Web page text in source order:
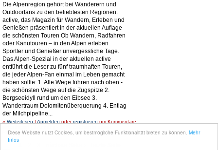
Diese Website nutzt Cookies, um bestmögliche Funktionalität bieten zu können. Mehr
Infos
Die Alpenregion gehört bei Wanderern und
Outdoorfans zu den beliebtesten Regionen.
active, das Magazin für Wandern, Erleben und
Genießen präsentiert in der aktuellen Auflage
die schönsten Touren Ob Wandern, Radfahren
oder Kanutouren – in den Alpen erleben
Sportler und Genießer unvergessliche Tage.
Das Alpen-Spezial in der aktuellen active
entführt die Leser zu fünf traumhaften Touren,
die jeder Alpen-Fan einmal im Leben gemacht
haben sollte: 1. Alle Wege führen nach oben -
die schönsten Wege auf die Zugspitze 2.
Bergseeidyll rund um den Eibsee 3.
Wandertraum Dolomitenüberquerung 4. Entlag
der Milchpipeline...
» Weiterlesen | Anmelden oderregistrieren um Kommentare
Pressemeldung